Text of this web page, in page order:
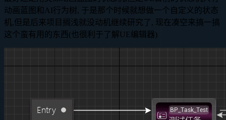
动画蓝图和AI行为树, 于是那个时候就想做一个自定义的状态
机,但是后来项目搁浅就没动机继续研究了, 现在凑空来搞一搞
这个蛮有用的东西(也很利于了解UE编辑器)